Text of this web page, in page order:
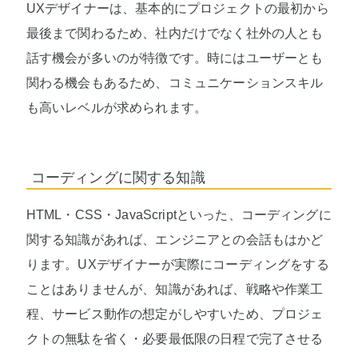
UXデザイナーは、基本的にプロジェクトの最初から
最後まで関わるため、社内だけでなく社外の人とも
話す機会が多いのが特徴です。時にはユーザーとも
関わる機会もあるため、コミュニケーションスキル
も高いレベルが求められます。
コーディングに関する知識
HTML・CSS・JavaScriptといった、コーディングに
関する知識があれば、エンジニアとの会話もはかど
ります。UXデザイナーが実際にコーディングをする
ことはありませんが、知識があれば、戦略や作業工
程、サービス動作の想定がしやすいため、プロジェ
クトの無駄を省く・必要最低限の日程で完了させる